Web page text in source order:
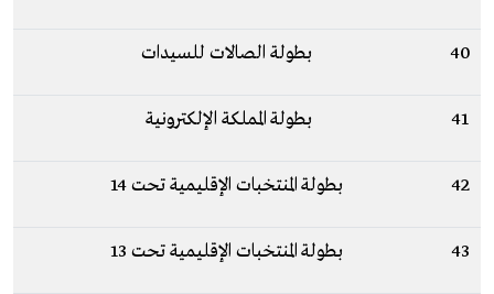
40 بطولة الصالات للسيدات
41 بطولة المملكة الإلكترونية
42 بطولة المنتخبات الإقليمية تحت 14
43 بطولة المنتخبات الإقليمية تحت 13